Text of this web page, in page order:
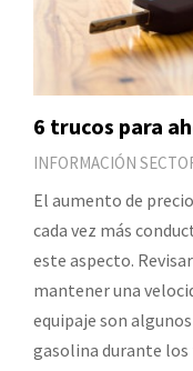
6 trucos para
INFORMACIÓN
El aumento de
cada vez más
este aspecto.
mantener una
equipaje son
gasolina durante